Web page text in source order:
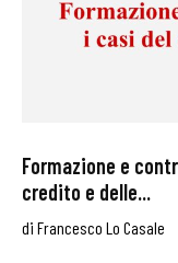
Formazione e
credito e delle...
di Francesco Lo Casale